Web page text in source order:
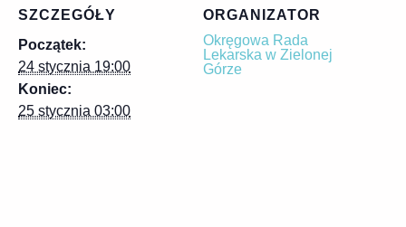
SZCZEGÓŁY
Początek:
24 stycznia 19:00
Koniec:
25 stycznia 03:00
ORGANIZATOR
Okręgowa Rada
Lekarska w Zielonej
Górze